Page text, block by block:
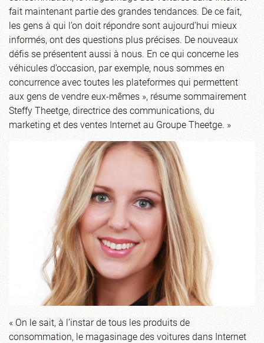
fait maintenant partie des grandes tendances. De ce fait,
les gens à qui l’on doit répondre sont aujourd’hui mieux
informés, ont des questions plus précises. De nouveaux
défis se présentent aussi à nous. En ce qui concerne les
véhicules d’occasion, par exemple, nous sommes en
concurrence avec toutes les plateformes qui permettent
aux gens de vendre eux-mêmes », résume sommairement
Steffy Theetge, directrice des communications, du
marketing et des ventes Internet au Groupe Theetge. »
« On le sait, à l’instar de tous les produits de
consommation, le magasinage des voitures dans Internet